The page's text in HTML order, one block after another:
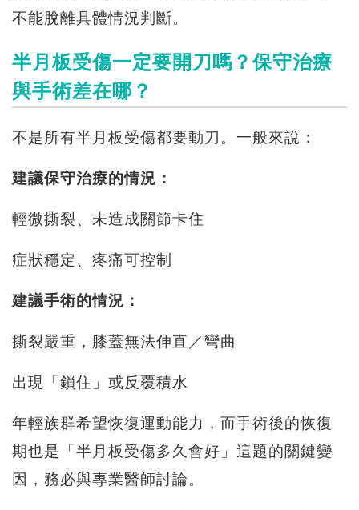
不能脫離具體情況判斷。
半月板受傷一定要開刀嗎？保守治療
與手術差在哪？
不是所有半月板受傷都要動刀。一般來說：
建議保守治療的情況：
輕微撕裂、未造成關節卡住
症狀穩定、疼痛可控制
建議手術的情況：
撕裂嚴重，膝蓋無法伸直／彎曲
出現「鎖住」或反覆積水
年輕族群希望恢復運動能力，而手術後的恢復
期也是「半月板受傷多久會好」這題的關鍵變
因，務必與專業醫師討論。